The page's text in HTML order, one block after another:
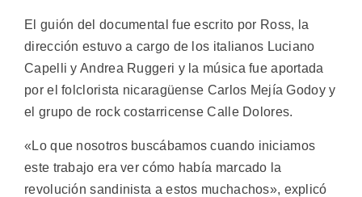
El guión del documental fue escrito por Ross, la
dirección estuvo a cargo de los italianos Luciano
Capelli y Andrea Ruggeri y la música fue aportada
por el folclorista nicaragüense Carlos Mejía Godoy y
el grupo de rock costarricense Calle Dolores.
«Lo que nosotros buscábamos cuando iniciamos
este trabajo era ver cómo había marcado la
revolución sandinista a estos muchachos», explicó